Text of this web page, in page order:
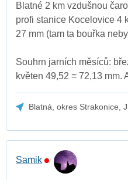
Blatné 2 km vzdušnou
profi stanice Kocelovice 4
27 mm (tam ta bouřka
Souhrn jarních měsíců:
květen 49,52 = 72,13 mm.
Blatná, okres Strakonice,
Samik